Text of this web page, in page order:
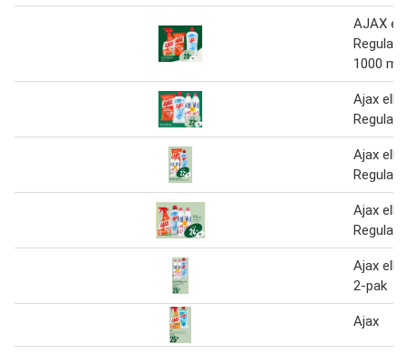
AJAX
Regular
1000 ml
Ajax
Regular
Ajax
Regular
Ajax
Regular
Ajax
2-pak
Ajax